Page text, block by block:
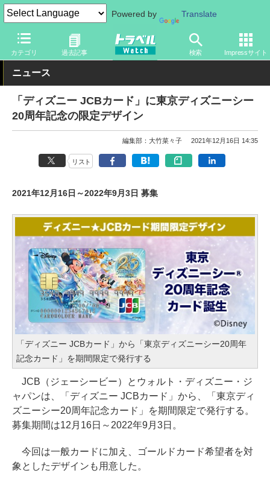
Powered by Translate
カテゴリ 過去記事 検索 Impressサイト
トラベル Watch 旅の情報 カード・電子マネー クレジットカー
ニュース
「ディズニー JCBカード」に東京ディズニーシー
20周年記念の限定デザイン
編集部：大竹菜々子 2021年12月16日 14:35
リスト
2021年12月16日～2022年9月3日 募集
「ディズニー JCBカード」から「東京ディズニーシー20周年
記念カード」を期間限定で発行する
JCB（ジェーシービー）とウォルト・ディズニー・ジ
ャパンは、「ディズニー JCBカード」から、「東京ディ
ズニーシー20周年記念カード」を期間限定で発行する。
募集期間は12月16日～2022年9月3日。
今回は一般カードに加え、ゴールドカード希望者を対
象としたデザインも用意した。